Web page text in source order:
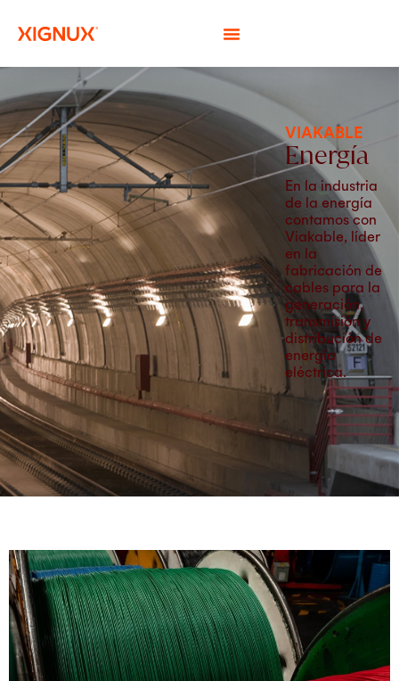
VIAKABLE
Energía
En la industria
de la energía
contamos con
Viakable, líder
en la
fabricación de
cables para la
generación,
transmisión y
distribución de
energía
eléctrica.